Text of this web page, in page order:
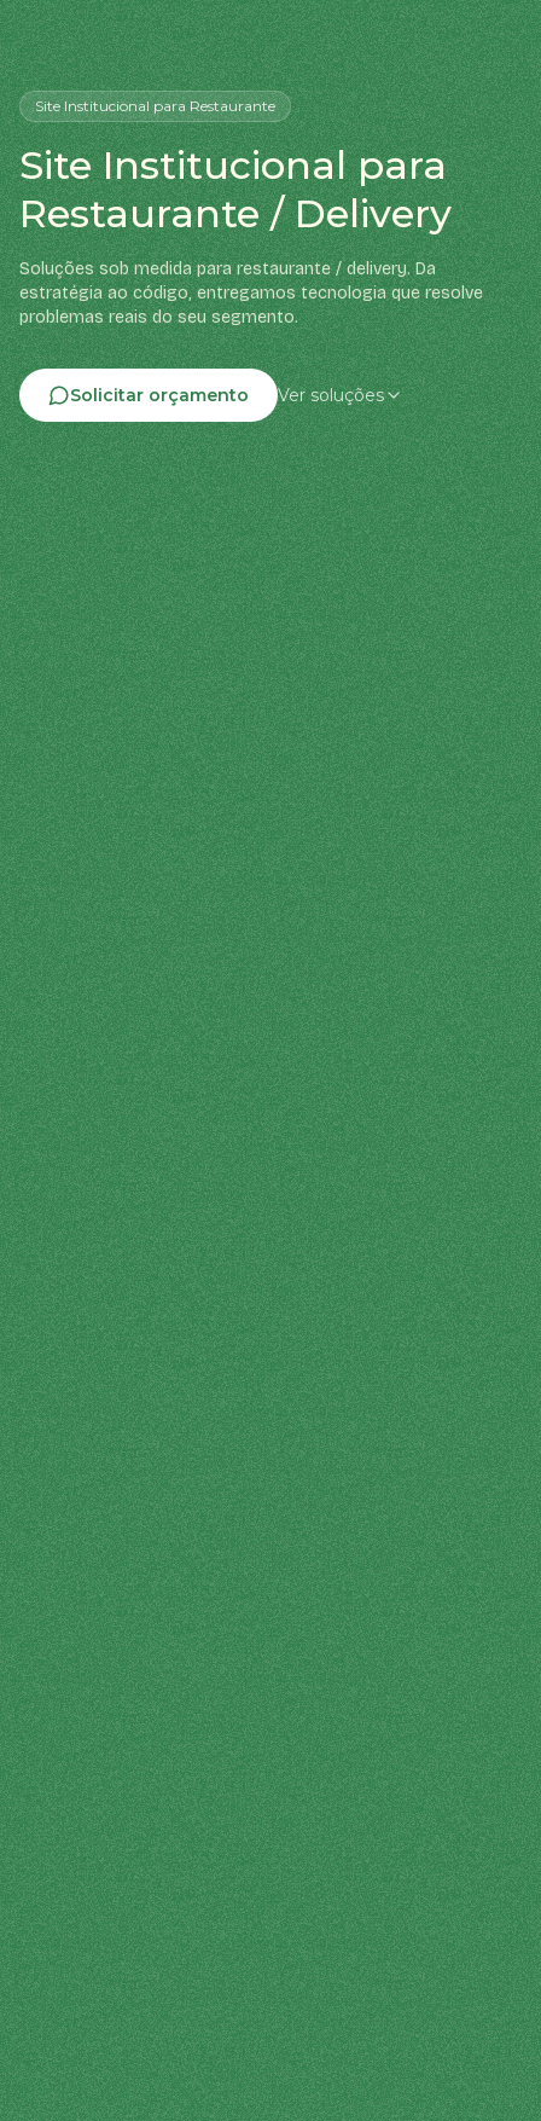
Site Institucionalpara Restaurante
Site Institucional para
Restaurante / Delivery
Soluções sob medida para restaurante / delivery. Da
estratégia ao código, entregamos tecnologia que resolve
problemas reais do seu segmento.
Solicitar orçamento Ver soluções